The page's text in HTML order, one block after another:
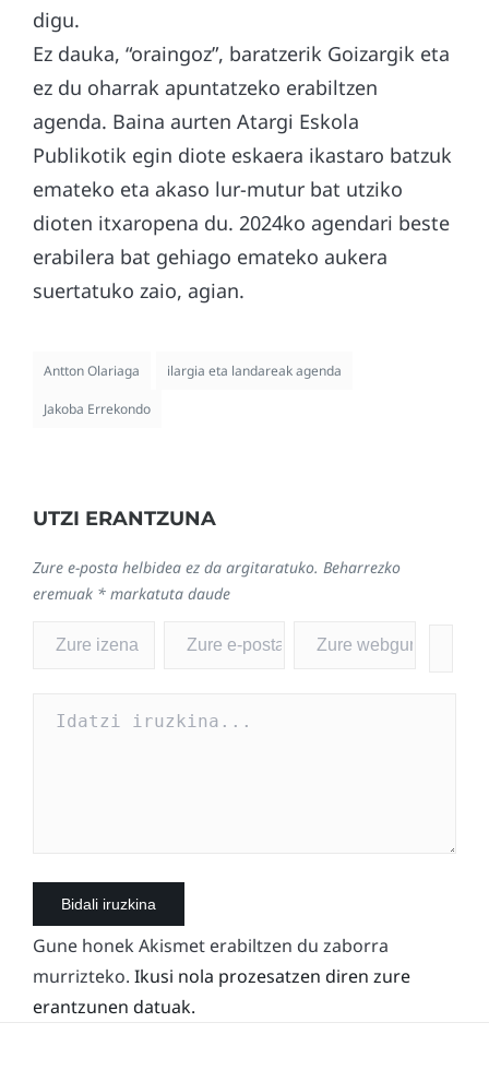
digu.
Ez dauka, “oraingoz”, baratzerik Goizargik eta
ez du oharrak apuntatzeko erabiltzen
agenda. Baina aurten Atargi Eskola
Publikotik egin diote eskaera ikastaro batzuk
emateko eta akaso lur-mutur bat utziko
dioten itxaropena du. 2024ko agendari beste
erabilera bat gehiago emateko aukera
suertatuko zaio, agian.
Antton Olariaga ilargia eta landareak agenda
Jakoba Errekondo
UTZI ERANTZUNA
Zure e-posta helbidea ez da argitaratuko. Beharrezko
eremuak * markatuta daude
Gune honek Akismet erabiltzen du zaborra
murrizteko. Ikusi nola prozesatzen diren zure
erantzunen datuak.